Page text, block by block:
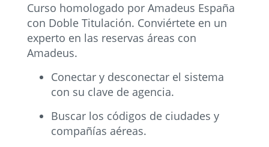
Curso homologado por Amadeus España
con Doble Titulación. Conviértete en un
experto en las reservas áreas con
Amadeus.
Conectar y desconectar el sistema
con su clave de agencia.
Buscar los códigos de ciudades y
compañías aéreas.